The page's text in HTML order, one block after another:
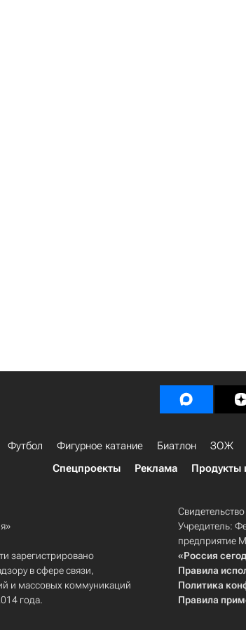
Футбол Фигурное катание Биатлон ЗОЖ
Спецпроекты
Реклама Продукты
зарегистрировано
в сфере связи,
и массовых коммуникаций
года.
Учредитель:
предприятие
«Россия
Правила
Политика
Правила